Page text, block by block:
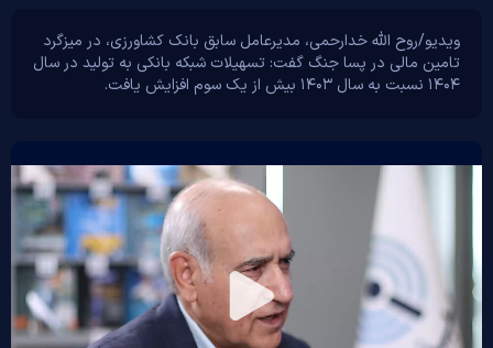
ویدیو/روح الله خدارحمی، مدیرعامل سابق بانک کشاورزی، در میزگرد
تامین مالی در پسا جنگ گفت: تسهیلات شبکه بانکی به تولید در سال
۱۴۰۴ نسبت به سال ۱۴۰۳ بیش از یک سوم افزایش یافت.
Play